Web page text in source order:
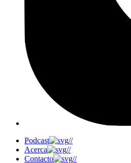
Podcast
//
Acerca
//
Contacto
//